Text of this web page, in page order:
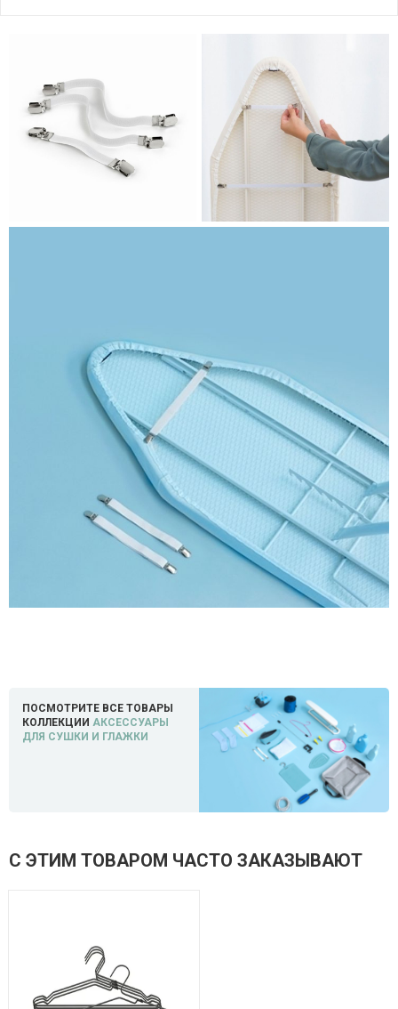
ПОСМОТРИТЕ ВСЕ ТОВАРЫ
КОЛЛЕКЦИИ АКСЕССУАРЫ
ДЛЯ СУШКИ И ГЛАЖКИ
С ЭТИМ ТОВАРОМ ЧАСТО ЗАКАЗЫВАЮТ